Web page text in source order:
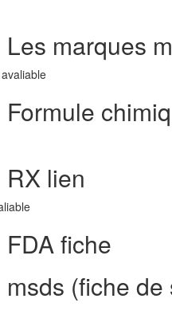
marques
lien
fiche
(fiche